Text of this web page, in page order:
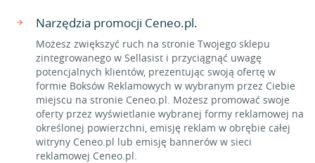
Narzędzia promocji Ceneo.pl.
Możesz zwiększyć ruch na stronie Twojego sklepu
zintegrowanego w Sellasist i przyciągnąć uwagę
potencjalnych klientów, prezentując swoją ofertę w
formie Boksów Reklamowych w wybranym przez Ciebie
miejscu na stronie Ceneo.pl. Możesz promować swoje
oferty przez wyświetlanie wybranej formy reklamowej na
określonej powierzchni, emisję reklam w obrębie całej
witryny Ceneo.pl lub emisję bannerów w sieci
reklamowej Ceneo.pl.